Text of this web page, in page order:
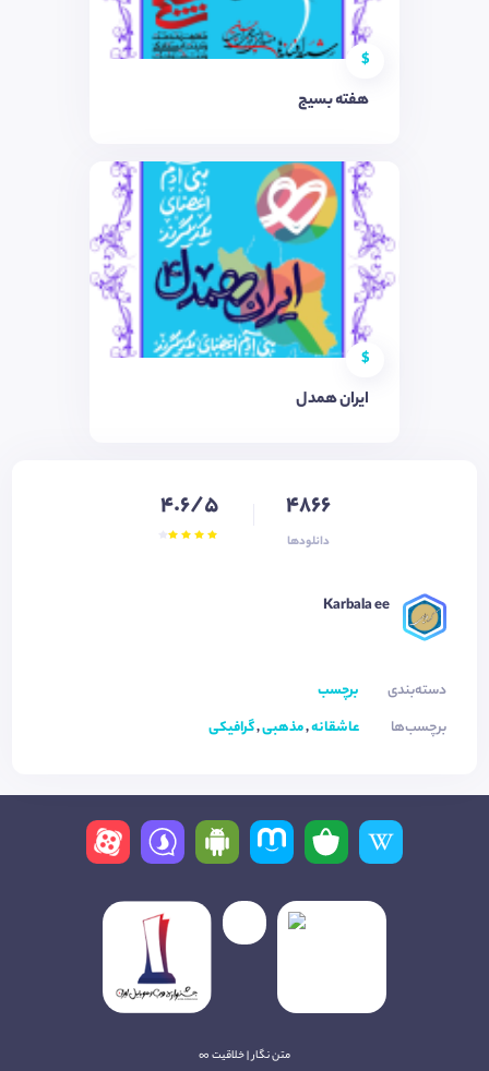
$
هفته بسیج
$
ایران همدل
4866
دانلودها
4.6/5
Karbala ee
دسته‌بندی
برچسب
برچسب‌ها
عاشقانه,مذهبی,گرافیکی
متن نگار | خلاقیت ∞